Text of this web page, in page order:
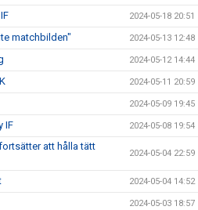
2024-05-18 20:51
matchbilden" 2024-05-13 12:48
2024-05-12 14:44
2024-05-11 20:59
2024-05-09 19:45
IF 2024-05-08 19:54
att hålla tätt
2024-05-04 22:59
2024-05-04 14:52
2024-05-03 18:57